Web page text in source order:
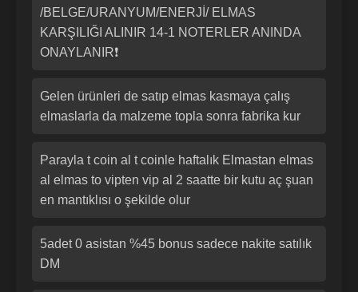
/BELGE/URANYUM/ENERJİ/ ELMAS
KARŞILIĞI ALINIR 14-1 NOTERLER ANINDA
ONAYLANIR❗
Gelen ürünleri de satıp elmas kasmaya çalış
elmaslarla da malzeme topla sonra fabrika kur
Parayla t coin al t coinle haftalık Elmastan elmas
al elmas to vipten vip al 2 saatte bir kutu aç şuan
en mantıklısı o şekilde olur
5adet 0 asistan %45 bonus sadece nakite satılık
DM